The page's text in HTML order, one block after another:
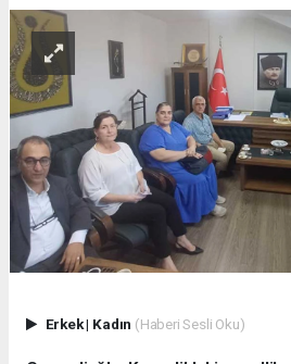
Erkek| Kadın (Haberi Sesli Oku)